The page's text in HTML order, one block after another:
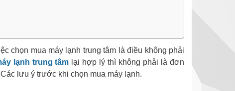
chọn mua máy lạnh trung tâm là điều không phải
lạnh trung tâm lại hợp lý thì không phải là đơn
lưu ý trước khi chọn mua máy lạnh.